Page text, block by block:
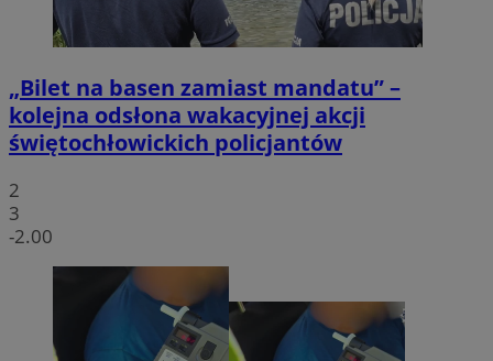
„Bilet na basen zamiast mandatu” –
kolejna odsłona wakacyjnej akcji
świętochłowickich policjantów
2
3
-2.00